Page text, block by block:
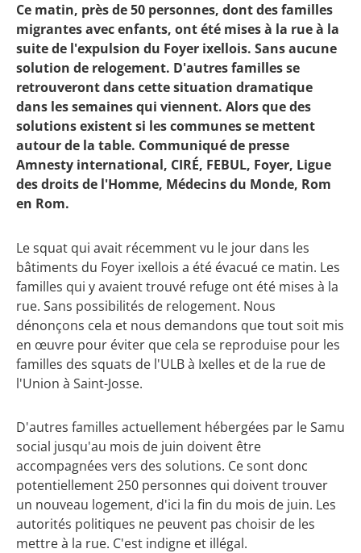
Ce matin, près de 50 personnes, dont des familles
migrantes avec enfants, ont été mises à la rue à la
suite de l'expulsion du Foyer ixellois. Sans aucune
solution de relogement. D'autres familles se
retrouveront dans cette situation dramatique
dans les semaines qui viennent. Alors que des
solutions existent si les communes se mettent
autour de la table. Communiqué de presse
Amnesty international, CIRÉ, FEBUL, Foyer, Ligue
des droits de l'Homme, Médecins du Monde, Rom
en Rom.
Le squat qui avait récemment vu le jour dans les
bâtiments du Foyer ixellois a été évacué ce matin. Les
familles qui y avaient trouvé refuge ont été mises à la
rue. Sans possibilités de relogement. Nous
dénonçons cela et nous demandons que tout soit mis
en œuvre pour éviter que cela se reproduise pour les
familles des squats de l'ULB à Ixelles et de la rue de
l'Union à Saint-Josse.
D'autres familles actuellement hébergées par le Samu
social jusqu'au mois de juin doivent être
accompagnées vers des solutions. Ce sont donc
potentiellement 250 personnes qui doivent trouver
un nouveau logement, d'ici la fin du mois de juin. Les
autorités politiques ne peuvent pas choisir de les
mettre à la rue. C'est indigne et illégal.